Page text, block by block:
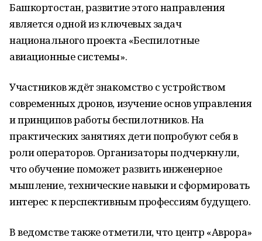
Башкортостан, развитие этого направления
является одной из ключевых задач
национального проекта «Беспилотные
авиационные системы».
Участников ждёт знакомство с устройством
современных дронов, изучение основ управления
и принципов работы беспилотников. На
практических занятиях дети попробуют себя в
роли операторов. Организаторы подчеркнули,
что обучение поможет развить инженерное
мышление, технические навыки и сформировать
интерес к перспективным профессиям будущего.
В ведомстве также отметили, что центр «Аврора»